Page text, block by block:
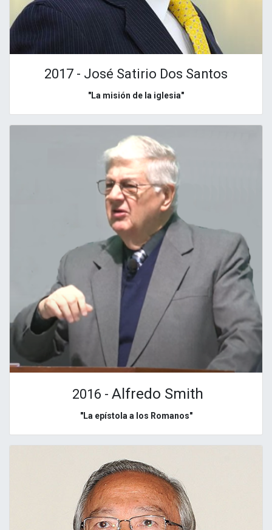
2017 - José Satirio Dos Santos
"La misión de la iglesia"
2016 - Alfredo Smith
"La epístola a los Romanos"